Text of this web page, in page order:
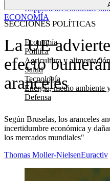
SECCIONES POLÍTICAS
Economía
Política
Agricultura y alimentación
Salud
Tecnología
Energía, medio ambiente
Defensa
RapporteurEconomía
La UE
efecto
aranceles
Según Bruselas, los aranceles
incertidumbre económica y
los mercados mundiales"
ECONOMÍA
Thomas Moller-NielsenEuractiv